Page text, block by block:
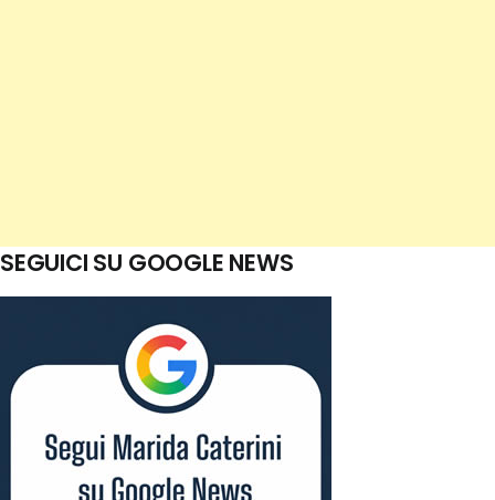
SEGUICI SU GOOGLE NEWS